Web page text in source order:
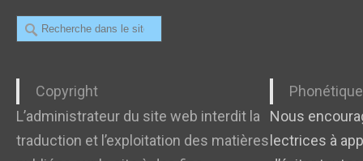
Recherche
Copyright
L’administrateur du site web interdit la
traduction et l’exploitation des matières
Phonétique
Nous
lectrices à